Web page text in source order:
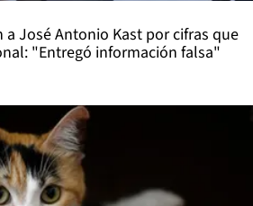
a José Antonio Kast por cifras que
"Entregó información falsa"